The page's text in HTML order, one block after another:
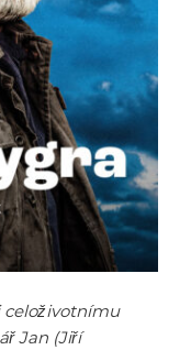
celoživotnímu
Jan (Jiří